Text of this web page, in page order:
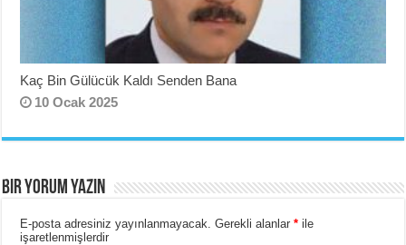
Kaç Bin Gülücük Kaldı Senden Bana
10 Ocak 2025
BIR YORUM YAZIN
E-posta adresiniz yayınlanmayacak. Gerekli alanlar* ile
işaretlenmişlerdir